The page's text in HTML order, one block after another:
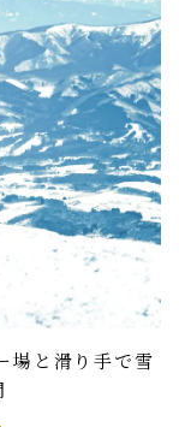
場と滑り手で雪